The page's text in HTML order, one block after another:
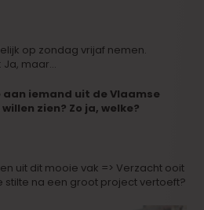
op zondag vrijaf nemen.
Ja, maar…
aan iemand uit de Vlaamse
zien? Zo ja, welke?
uit dit mooie vak => Verzacht ooit
stilte na een groot project vertoeft?